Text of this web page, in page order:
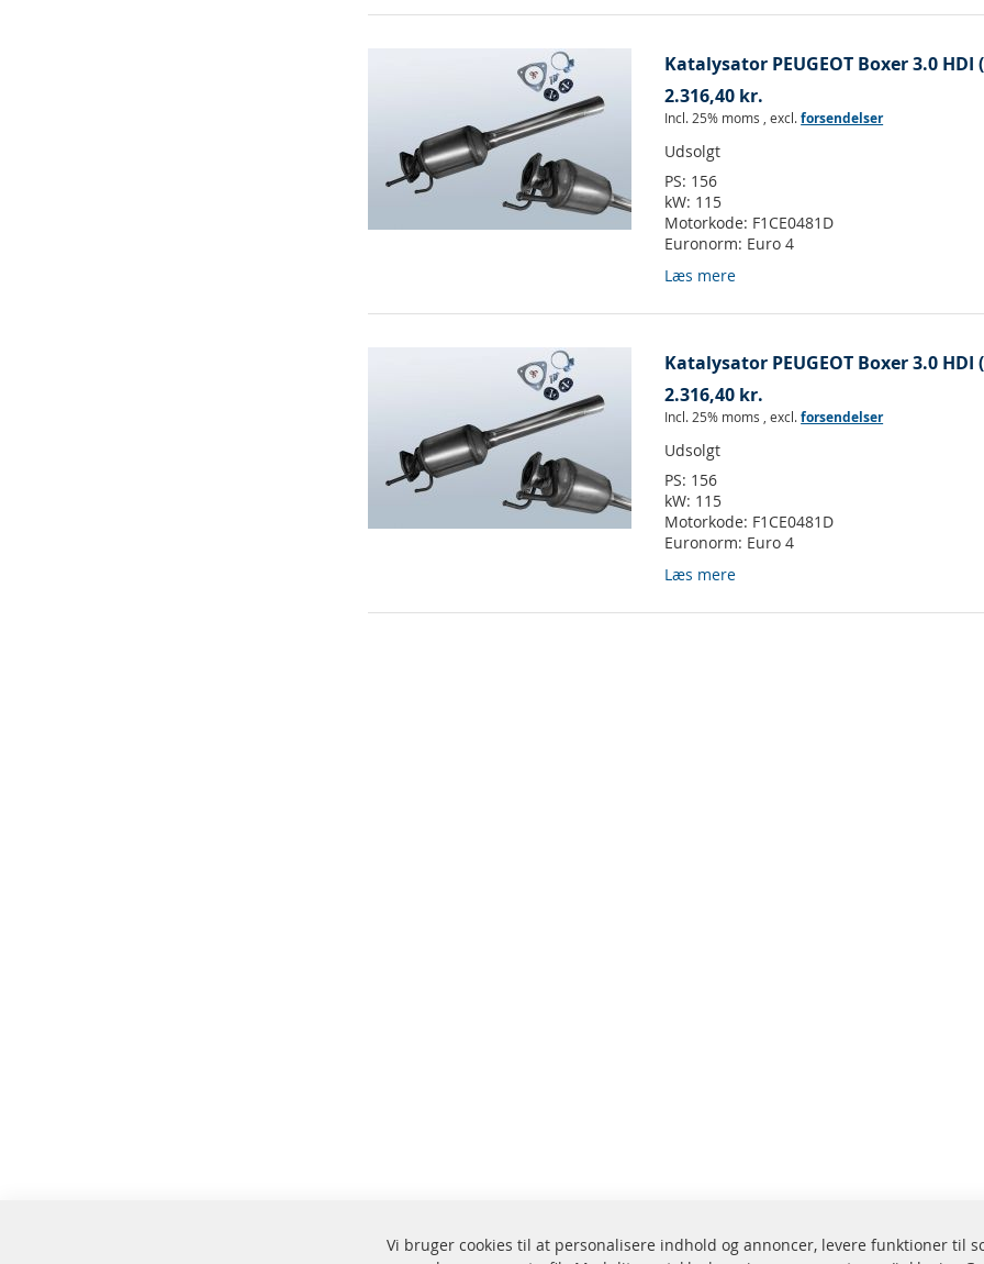
Katalysator PEUGEOT Boxer 3.0 HDI
2.316,40 kr.
Incl. 25% moms ,excl.forsendelser
Udsolgt
PS: 156
kW: 115
Motorkode: F1CE0481D
Euronorm: Euro 4
Læs mere
Katalysator PEUGEOT Boxer 3.0 HDI
2.316,40 kr.
Incl. 25% moms ,excl.forsendelser
Udsolgt
PS: 156
kW: 115
Motorkode: F1CE0481D
Euronorm: Euro 4
Læs mere
Vi bruger cookies til at personalisere indhold og annoncer, levere funktioner til